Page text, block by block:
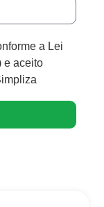
a Lei
e aceito